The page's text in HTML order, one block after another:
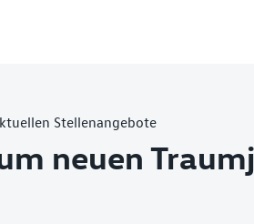
Stellenangebote
neuen